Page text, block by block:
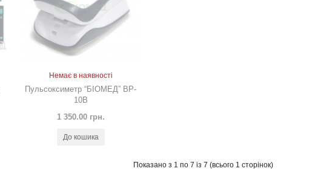
Немає в наявності
Пульсоксиметр “БІОМЕД” ВP-
10В
1 350.00 грн.
До кошика
Показано з 1 по 7 із 7 (всього 1 сторінок)